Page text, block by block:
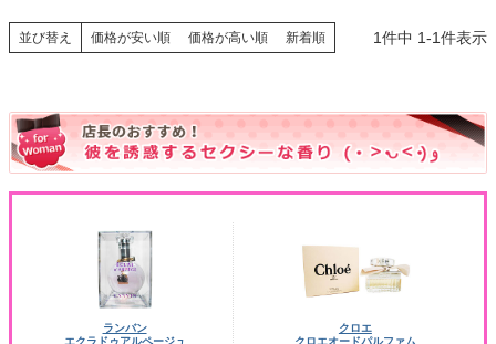
並び替え 価格が安い順 価格が高い順 新着順 1件中 1-1件表示
ランバン
エクラドゥアルページュ
クロエ
クロエオードパルファム